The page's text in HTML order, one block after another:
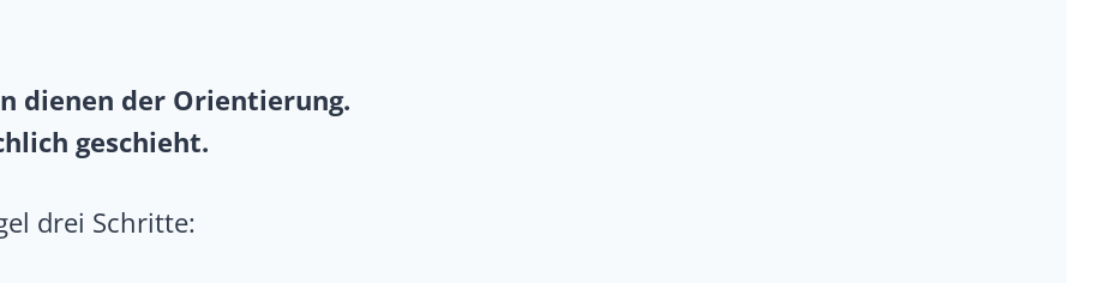
dienen der Orientierung.
geschieht.
drei Schritte: